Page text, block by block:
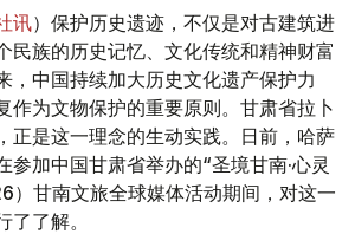
讯）保护历史遗迹，不仅是对古建筑进
民族的历史记忆、文化传统和精神财富
，中国持续加大历史文化遗产保护力
作为文物保护的重要原则。甘肃省拉卜
正是这一理念的生动实践。日前，哈萨
参加中国甘肃省举办的“圣境甘南·心灵
）甘南文旅全球媒体活动期间，对这一
了解。